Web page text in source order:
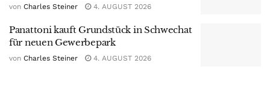
von Charles Steiner 4. AUGUST 2026
Panattoni kauft Grundstück in Schwechat
für neuen Gewerbepark
von Charles Steiner 4. AUGUST 2026